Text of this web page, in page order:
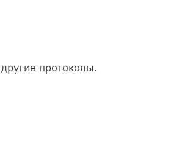
протоколы.